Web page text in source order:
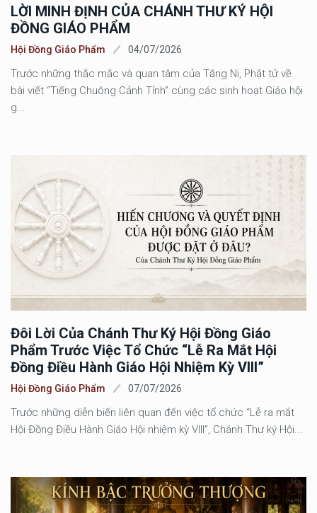
LỜI MINH ĐỊNH CỦA CHÁNH THƯ KÝ HỘI
ĐỒNG GIÁO PHẨM
Hội Đồng Giáo Phẩm 04/07/2026
Trước những thắc mắc và quan tâm của Tăng Ni, Phật tử về
bài viết “Tiếng Chuông Cảnh Tỉnh” cùng các sinh hoạt Giáo hội
g...
Đôi Lời Của Chánh Thư Ký Hội Đồng Giáo
Phẩm Trước Việc Tổ Chức “Lễ Ra Mắt Hội
Đồng Điều Hành Giáo Hội Nhiệm Kỳ VIII”
Hội Đồng Giáo Phẩm 07/07/2026
Trước những diễn biến liên quan đến việc tổ chức “Lễ ra mắt
Hội Đồng Điều Hành Giáo Hội nhiệm kỳ VIII”, Chánh Thư ký Hội...